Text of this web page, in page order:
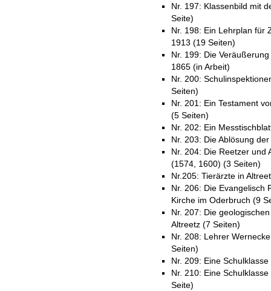
Nr. 197: Klassenbild mit
Seite)
Nr. 198: Ein Lehrplan für
1913 (19 Seiten)
Nr. 199: Die
1865 (in Arbeit)
Nr. 200:
Seiten)
Nr. 201: Ein Testament
(5 Seiten)
Nr. 202: Ein
Nr. 203: Die Ablösung
Nr. 204: Die Reetzer und
(1574, 1600) (3 Seiten)
Nr.205: Tierärzte in
Nr. 206: Die Evangelisch
Kirche im Oderbruch (9
Nr. 207: Die
Altreetz (7 Seiten)
Nr. 208: Lehrer
Seiten)
Nr. 209: Eine
Nr. 210: Eine
Seite)